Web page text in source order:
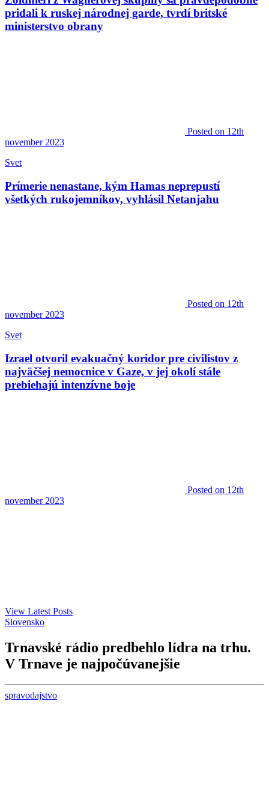
pridali k ruskej národnej garde, tvrdí britské
ministerstvo obrany
Posted on 12th
november 2023
Svet
Prímerie nenastane, kým Hamas neprepustí
všetkých rukojemníkov, vyhlásil Netanjahu
Posted on 12th
november 2023
Svet
Izrael otvoril evakuačný koridor pre civilistov z
najväčšej nemocnice v Gaze, v jej okolí stále
prebiehajú intenzívne boje
Posted on 12th
november 2023
View Latest Posts
Slovensko
Trnavské rádio predbehlo lídra na trhu.
V Trnave je najpočúvanejšie
spravodajstvo